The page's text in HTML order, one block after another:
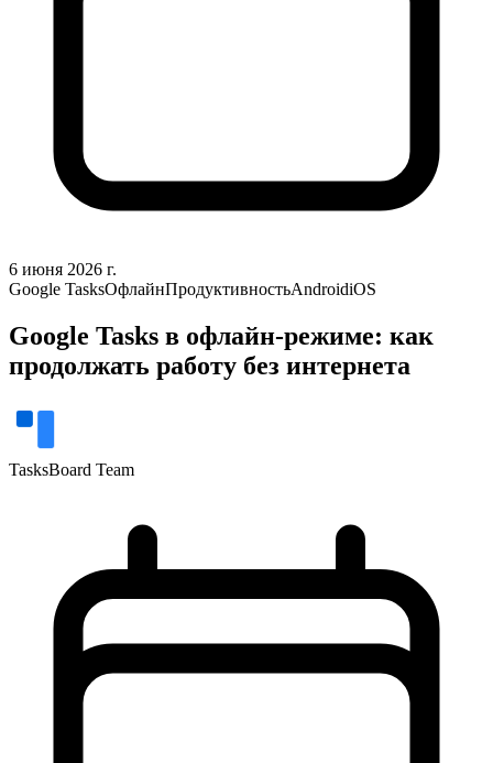
6 июня 2026 г.
Google TasksОфлайнПродуктивностьAndroidiOS
Google Tasks в офлайн-режиме: как
продолжать работу без интернета
TasksBoard Team